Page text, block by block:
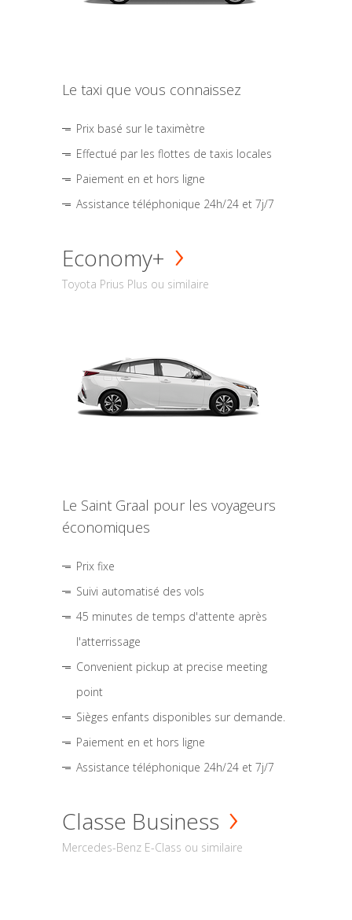
Le taxi que vous connaissez
Prix basé sur le taximètre
Effectué par les flottes de taxis locales
Paiement en et hors ligne
Assistance téléphonique 24h/24 et 7j/7
Economy+
Toyota Prius Plus ou similaire
Le Saint Graal pour les voyageurs
économiques
Prix fixe
Suivi automatisé des vols
45 minutes de temps d'attente après
l'atterrissage
Convenient pickup at precise meeting
point
Sièges enfants disponibles sur demande.
Paiement en et hors ligne
Assistance téléphonique 24h/24 et 7j/7
Classe Business
Mercedes-Benz E-Class ou similaire